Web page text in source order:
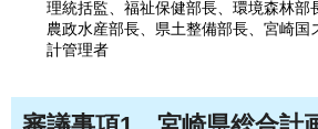
理統括監、福祉保健部長、環境森林部
農政水産部長、県土整備部長、宮崎国
計管理者